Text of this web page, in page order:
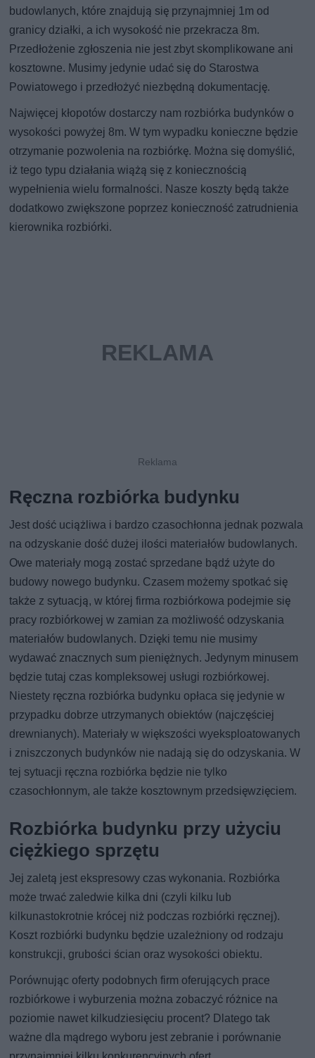
budowlanych, które znajdują się przynajmniej 1m od
granicy działki, a ich wysokość nie przekracza 8m.
Przedłożenie zgłoszenia nie jest zbyt skomplikowane ani
kosztowne. Musimy jedynie udać się do Starostwa
Powiatowego i przedłożyć niezbędną dokumentację.
Najwięcej kłopotów dostarczy nam rozbiórka budynków o
wysokości powyżej 8m. W tym wypadku konieczne będzie
otrzymanie pozwolenia na rozbiórkę. Można się domyślić,
iż tego typu działania wiążą się z koniecznością
wypełnienia wielu formalności. Nasze koszty będą także
dodatkowo zwiększone poprzez konieczność zatrudnienia
kierownika rozbiórki.
Ręczna rozbiórka budynku
Jest dość uciążliwa i bardzo czasochłonna jednak pozwala
na odzyskanie dość dużej ilości materiałów budowlanych.
Owe materiały mogą zostać sprzedane bądź użyte do
budowy nowego budynku. Czasem możemy spotkać się
także z sytuacją, w której firma rozbiórkowa podejmie się
pracy rozbiórkowej w zamian za możliwość odzyskania
materiałów budowlanych. Dzięki temu nie musimy
wydawać znacznych sum pieniężnych. Jedynym minusem
będzie tutaj czas kompleksowej usługi rozbiórkowej.
Niestety ręczna rozbiórka budynku opłaca się jedynie w
przypadku dobrze utrzymanych obiektów (najczęściej
drewnianych). Materiały w większości wyeksploatowanych
i zniszczonych budynków nie nadają się do odzyskania. W
tej sytuacji ręczna rozbiórka będzie nie tylko
czasochłonnym, ale także kosztownym przedsięwzięciem.
Rozbiórka budynku przy użyciu
ciężkiego sprzętu
Jej zaletą jest ekspresowy czas wykonania. Rozbiórka
może trwać zaledwie kilka dni (czyli kilku lub
kilkunastokrotnie krócej niż podczas rozbiórki ręcznej).
Koszt rozbiórki budynku będzie uzależniony od rodzaju
konstrukcji, grubości ścian oraz wysokości obiektu.
Porównując oferty podobnych firm oferujących prace
rozbiórkowe i wyburzenia można zobaczyć różnice na
poziomie nawet kilkudziesięciu procent? Dlatego tak
ważne dla mądrego wyboru jest zebranie i porównanie